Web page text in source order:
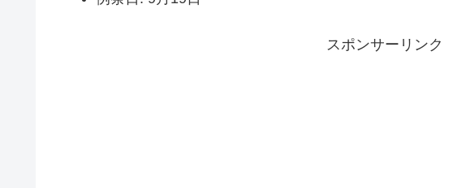
スポンサーリンク